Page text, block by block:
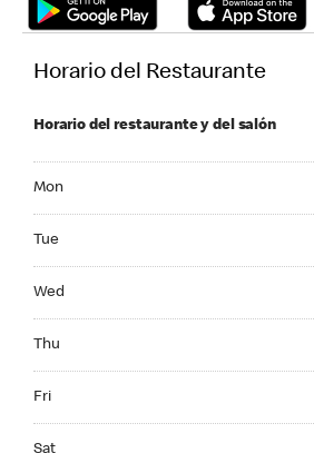
Horario del Restaurante
Horario del restaurante y del salón
Mon
Tue
Wed
Thu
Fri